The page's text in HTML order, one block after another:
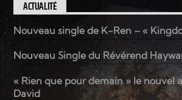
ACTUALITÉ
Nouveau single de K-Ren – «
Nouveau Single du Révérend
« Rien que pour demain » le nouvel
David